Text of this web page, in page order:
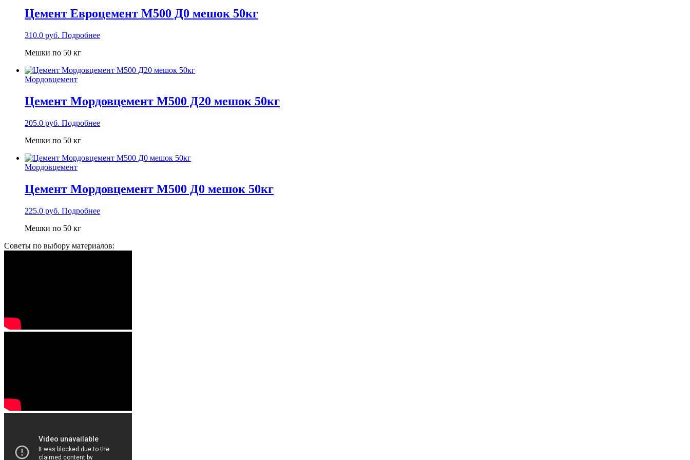
Цемент Евроцемент М500 Д0 мешок 50кг
310.0 руб. Подробнее
Мешки по 50 кг
Мордовцемент
Цемент Мордовцемент М500 Д20 мешок 50кг
205.0 руб. Подробнее
Мешки по 50 кг
Мордовцемент
Цемент Мордовцемент М500 Д0 мешок 50кг
225.0 руб. Подробнее
Мешки по 50 кг
Советы по выбору материалов: